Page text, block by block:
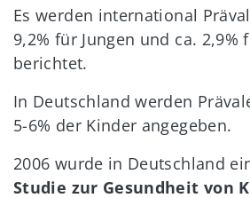
Es werden international
9,2% für Jungen und ca. 2,9%
berichtet.
In Deutschland werden
5-6% der Kinder angegeben.
2006 wurde in Deutschland
Studie zur Gesundheit von